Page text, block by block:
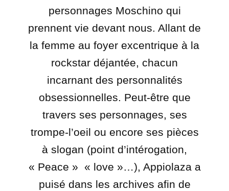
personnages Moschino qui
prennent vie devant nous. Allant de
la femme au foyer excentrique à la
rockstar déjantée, chacun
incarnant des personnalités
obsessionnelles. Peut-être que
travers ses personnages, ses
trompe-l’oeil ou encore ses pièces
à slogan (point d’intérogation,
« Peace » « love »…), Appiolaza a
puisé dans les archives afin de